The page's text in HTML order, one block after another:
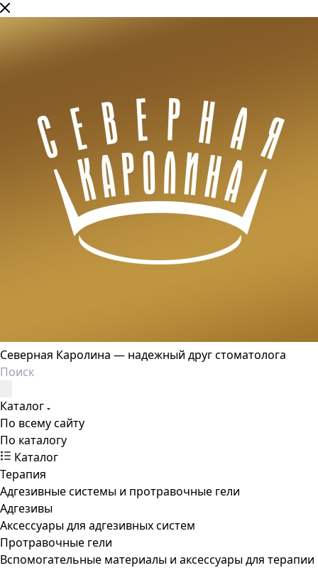
Северная Каролина — надежный друг стоматолога
Каталог
По всему сайту
По каталогу
Каталог
Терапия
Адгезивные системы и протравочные гели
Адгезивы
Аксессуары для адгезивных систем
Протравочные гели
Вспомогательные материалы и аксессуары для терапии